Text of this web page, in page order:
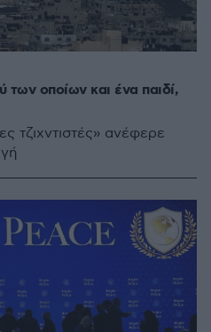
των οποίων και ένα παιδί,
τζιχντιστές» ανέφερε